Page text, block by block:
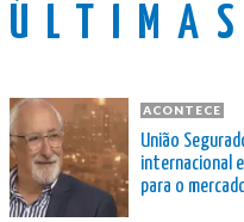
ÚLTIMAS
ACONTECE
União
internacional
para o